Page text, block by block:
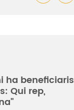
ha beneficiaris
Qui rep,